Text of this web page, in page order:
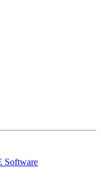
Software